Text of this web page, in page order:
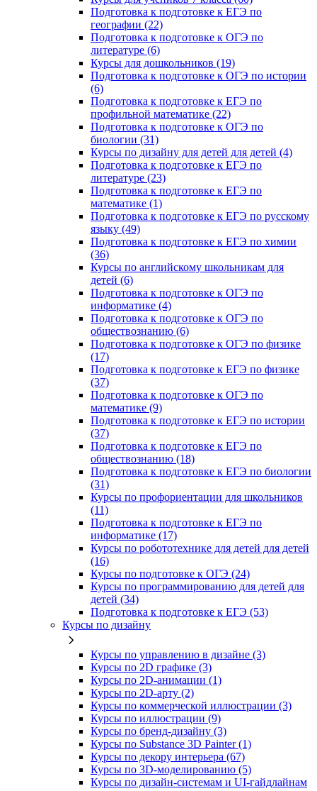
Подготовка к подготовке к ЕГЭ по
географии (22)
Подготовка к подготовке к ОГЭ по
литературе (6)
Курсы для дошкольников (19)
Подготовка к подготовке к ОГЭ по истории
(6)
Подготовка к подготовке к ЕГЭ по
профильной математике (22)
Подготовка к подготовке к ОГЭ по
биологии (31)
Курсы по дизайну для детей для детей (4)
Подготовка к подготовке к ЕГЭ по
литературе (23)
Подготовка к подготовке к ЕГЭ по
математике (1)
Подготовка к подготовке к ЕГЭ по русскому
языку (49)
Подготовка к подготовке к ЕГЭ по химии
(36)
Курсы по английскому школьникам для
детей (6)
Подготовка к подготовке к ОГЭ по
информатике (4)
Подготовка к подготовке к ОГЭ по
обществознанию (6)
Подготовка к подготовке к ОГЭ по физике
(17)
Подготовка к подготовке к ЕГЭ по физике
(37)
Подготовка к подготовке к ОГЭ по
математике (9)
Подготовка к подготовке к ЕГЭ по истории
(37)
Подготовка к подготовке к ЕГЭ по
обществознанию (18)
Подготовка к подготовке к ЕГЭ по биологии
(31)
Курсы по профориентации для школьников
(11)
Подготовка к подготовке к ЕГЭ по
информатике (17)
Курсы по робототехнике для детей для детей
(16)
Курсы по подготовке к ОГЭ (24)
Курсы по программированию для детей для
детей (34)
Подготовка к подготовке к ЕГЭ (53)
Курсы по дизайну
Курсы по управлению в дизайне (3)
Курсы по 2D графике (3)
Курсы по 2D‑анимации (1)
Курсы по 2D‑арту (2)
Курсы по коммерческой иллюстрации (3)
Курсы по иллюстрации (9)
Курсы по бренд‑дизайну (3)
Курсы по Substance 3D Painter (1)
Курсы по декору интерьера (67)
Курсы по 3D‑моделированию (5)
Курсы по дизайн-системам и UI-гайдлайнам